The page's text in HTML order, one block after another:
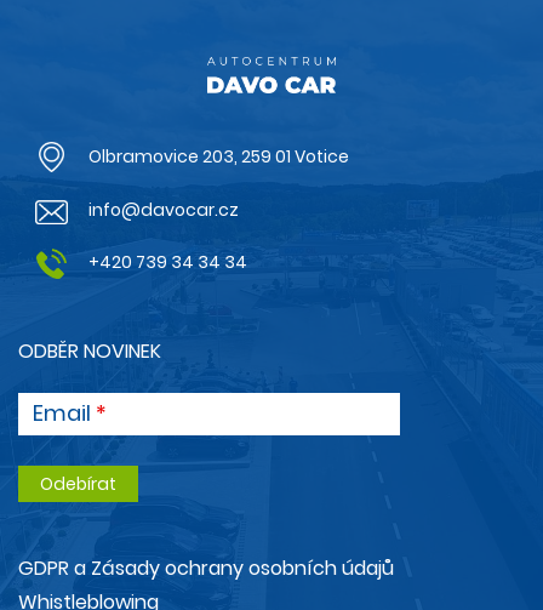
Olbramovice 203, 259 01 Votice
info@davocar.cz
+420 739 34 34 34
ODBĚR NOVINEK
Email
GDPR a Zásady ochrany osobních údajů
Whistleblowing